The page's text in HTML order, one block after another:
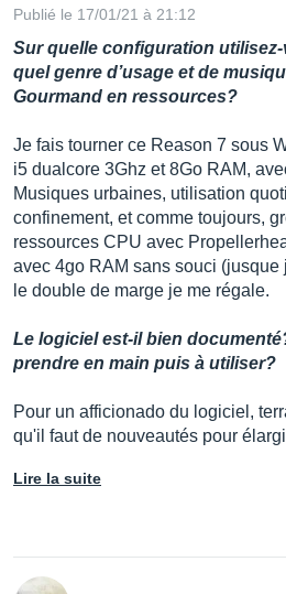
Publié le 17/01/21 à 21:12
Sur quelle configuration
quel genre d’usage et de
Gourmand en ressources?
Je fais tourner ce Reason 7 sous
i5 dualcore 3Ghz et 8Go RAM,
Musiques urbaines, utilisation
confinement, et comme toujours,
ressources CPU avec
avec 4go RAM sans souci
le double de marge je me régale.
Le logiciel est-il bien
prendre en main puis à utiliser?
Pour un afficionado du logiciel,
qu'il faut de nouveautés pour
Lire la suite